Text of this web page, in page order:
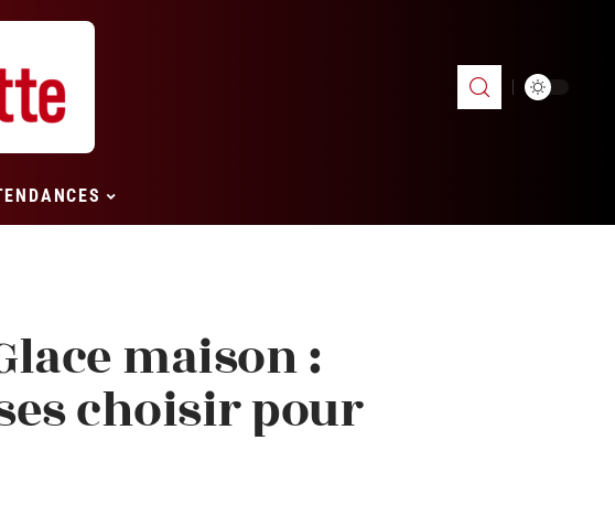
maison :
choisir pour